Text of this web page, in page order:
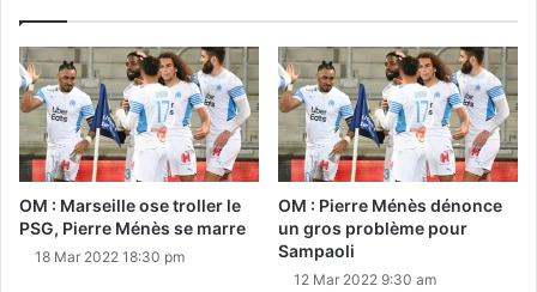
OM : Marseille ose troller le
PSG, Pierre Ménès se marre
18 Mar 2022 18:30 pm
OM : Pierre Ménès dénonce
un gros problème pour
Sampaoli
12 Mar 2022 9:30 am